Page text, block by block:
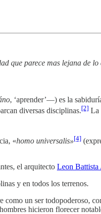
que parece mas lejana de
, ‘aprender’—) es la
diversas disciplinas.[2]
«homo universalis»[4]
el arquitecto Leon Battista
y en todos los terrenos.
como un ser todopoderoso,
hicieron florecer